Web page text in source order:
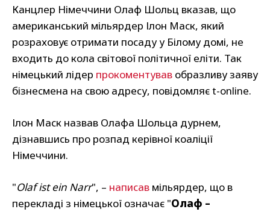
Канцлер Німеччини Олаф Шольц вказав, що
американський мільярдер Ілон Маск, який
розраховує отримати посаду у Білому домі, не
входить до кола світової політичної еліти. Так
німецький лідер прокоментував образливу заяву
бізнесмена на свою адресу, повідомляє t-online.
Ілон Маск назвав Олафа Шольца дурнем,
дізнавшись про розпад керівної коаліції
Німеччини.
"Olaf ist ein Narr", – написав мільярдер, що в
перекладі з німецької означає "Олаф –